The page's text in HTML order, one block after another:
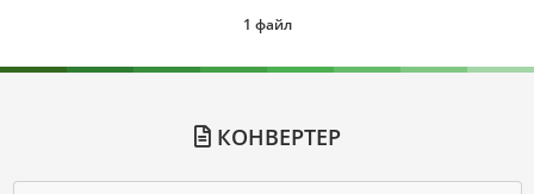
1 файл
КОНВЕРТЕР